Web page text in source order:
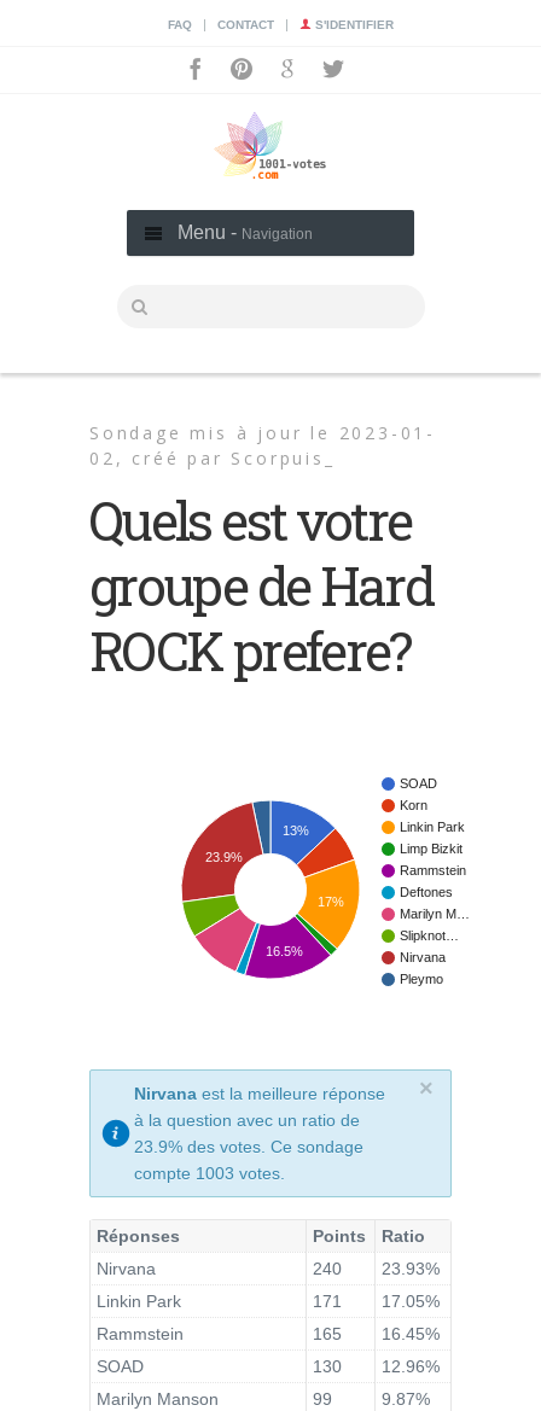
FAQ | CONTACT | S'IDENTIFIER
Menu - Navigation
Sondage mis à jour le 2023-01-
02, créé par Scorpuis_
Quels est votre
groupe de Hard
ROCK prefere?
SOAD
Korn
Linkin Park
Limp Bizkit
Rammstein
Deftones
Marilyn M…
Slipknot…
Nirvana
Pleymo
13%
17%
23.9%
16.5%
×
Nirvana est la meilleure réponse
à la question avec un ratio de
23.9% des votes. Ce sondage
compte 1003 votes.
Réponses Points
Ratio
Nirvana
240
23.93%
Linkin Park
171
17.05%
Rammstein
165
16.45%
SOAD
130
12.96%
Marilyn Manson
99
9.87%